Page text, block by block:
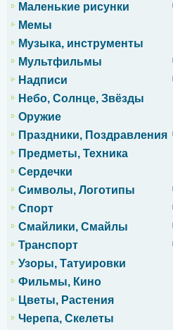
Маленькие рисунки
Мемы
Музыка, инструменты
Мультфильмы
Надписи
Небо, Солнце, Звёзды
Оружие
Праздники, Поздравления
Предметы, Техника
Сердечки
Символы, Логотипы
Спорт
Смайлики, Смайлы
Транспорт
Узоры, Татуировки
Фильмы, Кино
Цветы, Растения
Черепа, Скелеты